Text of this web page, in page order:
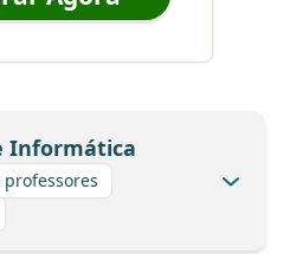
Informática
professores